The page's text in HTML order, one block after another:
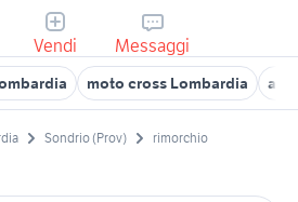
Vendi Messaggi
moto cross Lombardia
Sondrio (Prov) rimorchio